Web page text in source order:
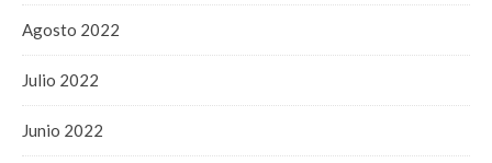
Agosto 2022
Julio 2022
Junio 2022